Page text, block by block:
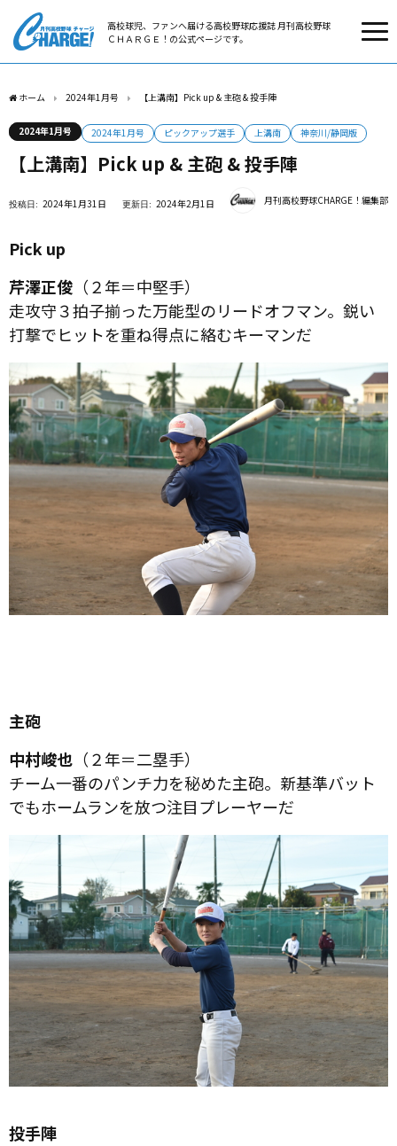
高校球児、ファンへ届ける高校野球応援誌 月刊高校野球
ＣＨＡＲＧＥ！の公式ページです。
ホーム 2024年1月号 【上溝南】Pick up & 主砲 & 投手陣
2024年1月号 2024年1月号 ピックアップ選手 上溝南 神奈川/静岡版
【上溝南】Pick up & 主砲 & 投手陣
2024年1月31日 2024年2月1日 月刊高校野球CHARGE！編集部
Pick up
芹澤正俊 （２年＝中堅手）
走攻守３拍子揃った万能型のリードオフマン。鋭い
打撃でヒットを重ね得点に絡むキーマンだ
主砲
中村峻也 （２年＝二塁手）
チーム一番のパンチ力を秘めた主砲。新基準バット
でもホームランを放つ注目プレーヤーだ
投手陣